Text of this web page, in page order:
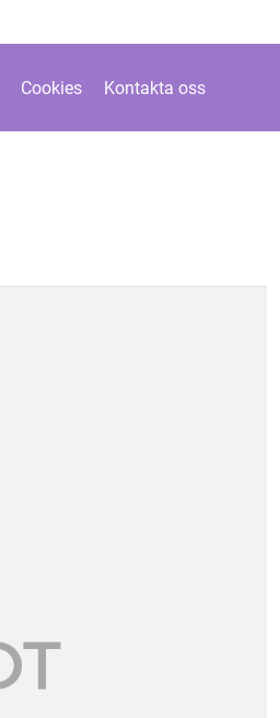
Cookies Kontakta oss